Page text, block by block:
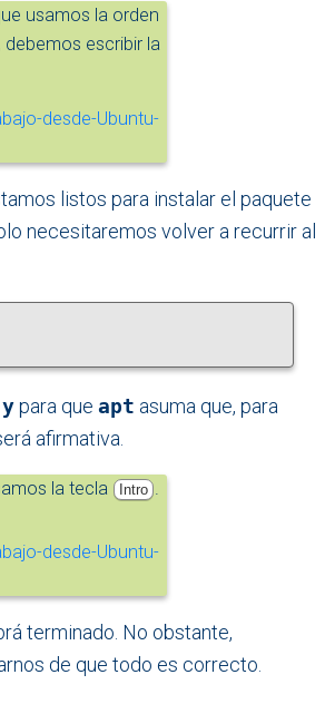
usamos la orden
debemos escribir la
listos para instalar el paquete
necesitaremos volver a recurrir al
para que apt asuma que, para
afirmativa.
la tecla Intro .
terminado. No obstante,
de que todo es correcto.